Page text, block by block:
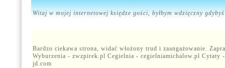
Witaj w mojej internetowej księdze gości, byłbym wdzięczny
Bardzo ciekawa strona, widać włożony trud i zaangażowanie.
Wyburzenia - zwzpirek.pl Cegielnia - cegielniamichalow.pl Cytaty
jd.com